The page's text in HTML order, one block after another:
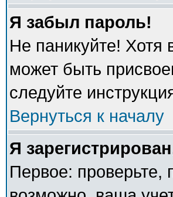
Я забыл пароль!
Не паникуйте! Хотя
может быть
следуйте
Вернуться к началу
Я
Первое: проверьте,